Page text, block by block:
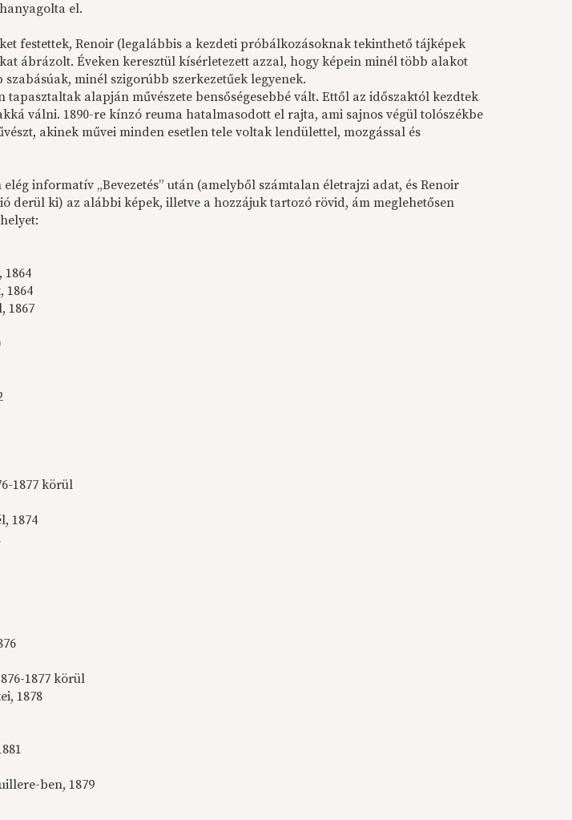
el.
festettek, Renoir (legalábbis a kezdeti próbálkozásoknak tekinthető tájképek
ábrázolt. Éveken keresztül kísérletezett azzal, hogy képein minél több alakot
minél szigorúbb szerkezetűek legyenek.
tapasztaltak alapján művészete bensőségesebbé vált. Ettől az időszaktól kezdtek
válni. 1890-re kínzó reuma hatalmasodott el rajta, ami sajnos végül tolószékbe
akinek művei minden esetlen tele voltak lendülettel, mozgással és
informatív „Bevezetés” után (amelyből számtalan életrajzi adat, és Renoir
derül ki) az alábbi képek, illetve a hozzájuk tartozó rövid, ám meglehetősen
1864
1864
1867
1877 körül
1874
1877 körül
1878
ben, 1879